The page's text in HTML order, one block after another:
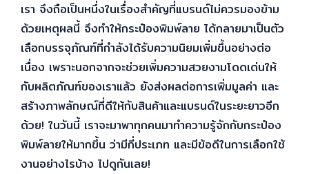
เรา จึงถือเป็นหนึ่งในเรื่องสำคัญที่แบรนด์ไม่ควรมองข้าม
ด้วยเหตุผลนี้ จึงทำให้กระป๋องพิมพ์ลาย ได้กลายมาเป็นตัว
เลือกบรรจุภัณฑ์ที่กำลังได้รับความนิยมเพิ่มขึ้นอย่างต่อ
เนื่อง เพราะนอกจากจะช่วยเพิ่มความสวยงามโดดเด่นให้
กับผลิตภัณฑ์ของเราแล้ว ยังส่งผลต่อการเพิ่มมูลค่า และ
สร้างภาพลักษณ์ที่ดีให้กับสินค้าและแบรนด์ในระยะยาวอีก
ด้วย! ในวันนี้ เราจะมาพาทุกคนมาทำความรู้จักกับกระป๋อง
พิมพ์ลายให้มากขึ้น ว่ามีกี่ประเภท และมีข้อดีในการเลือกใช้
งานอย่างไรบ้าง ไปดูกันเลย!